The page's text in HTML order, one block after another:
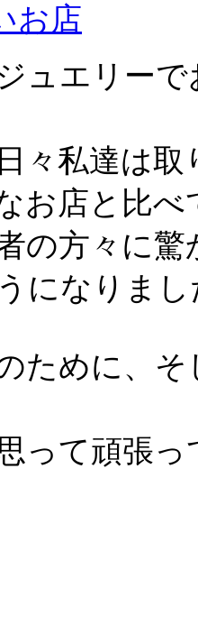
ュエリー
々私達は
お店と比べ
の方々に
になりまし
ために、
って頑張っ